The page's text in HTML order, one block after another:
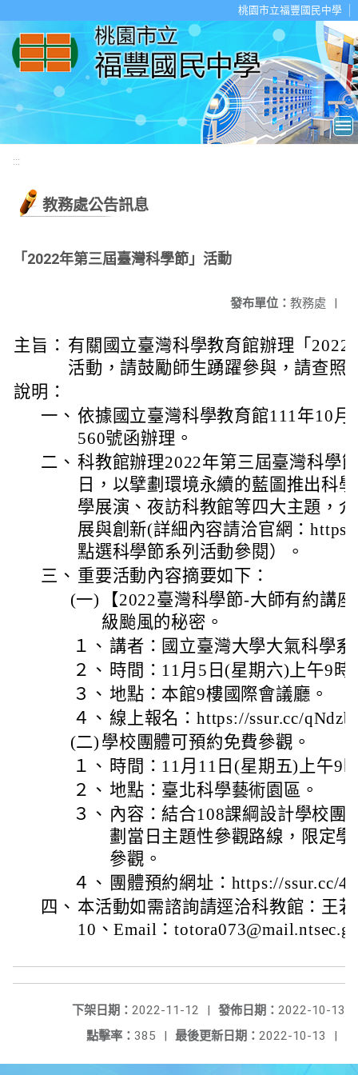
桃園市立福豐國民中學
:::
教務處公告訊息
「2022年第三屆臺灣科學節」活動
發布單位： 教務處 |
主旨： 有關國立臺灣科學教育館辦理「2022
活動，請鼓勵師生踴躍參與，請查照
說明：
一、 依據國立臺灣科學教育館111年10月
560號函辦理。
二、 科教館辦理2022年第三屆臺灣科學
日，以擘劃環境永續的藍圖推出科
學展演、夜訪科教館等四大主題，
展與創新(詳細內容請洽官網：
點選科學節系列活動參閱）。
三、 重要活動內容摘要如下：
(一)
【2022臺灣科學節-大師有約講
級颱風的秘密。
１、 講者：國立臺灣大學大氣科學
２、 時間：11月5日(星期六)上午9時
３、 地點：本館9樓國際會議廳。
４、 線上報名：https://ssur.cc/
(二) 學校團體可預約免費參觀。
１、 時間：11月11日(星期五)上午9
２、 地點：臺北科學藝術園區。
３、 內容：結合108課綱設計學校團
劃當日主題性參觀路線，限定
參觀。
４、 團體預約網址：https://ssur.cc/
四、 本活動如需諮詢請逕洽科教館：王
10、Email：
發佈日期： 2022-10-13
下架日期： 2022-11-12
|
最後更新日期： 2022-10-13 |
點擊率： 385 |